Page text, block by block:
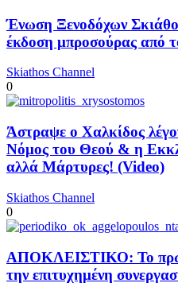
Ένωση Ξενοδόχων
έκδοση μπροσούρας από
Skiathos Channel
0
Άστραψε ο Χαλκίδος
Νόμος του Θεού & η
αλλά Μάρτυρες! (Video)
Skiathos Channel
0
ΑΠΟΚΛΕΙΣΤΙΚΟ: Το
την επιτυχημένη